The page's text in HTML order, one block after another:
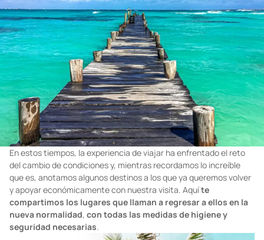
En estos tiempos, la experiencia de viajar ha enfrentado el reto
del cambio de condiciones y, mientras recordamos lo increíble
que es, anotamos algunos destinos a los que ya queremos volver
y apoyar económicamente con nuestra visita. Aquí te
compartimos los lugares que llaman a regresar a ellos en la
nueva normalidad,con todas las medidas de higiene y